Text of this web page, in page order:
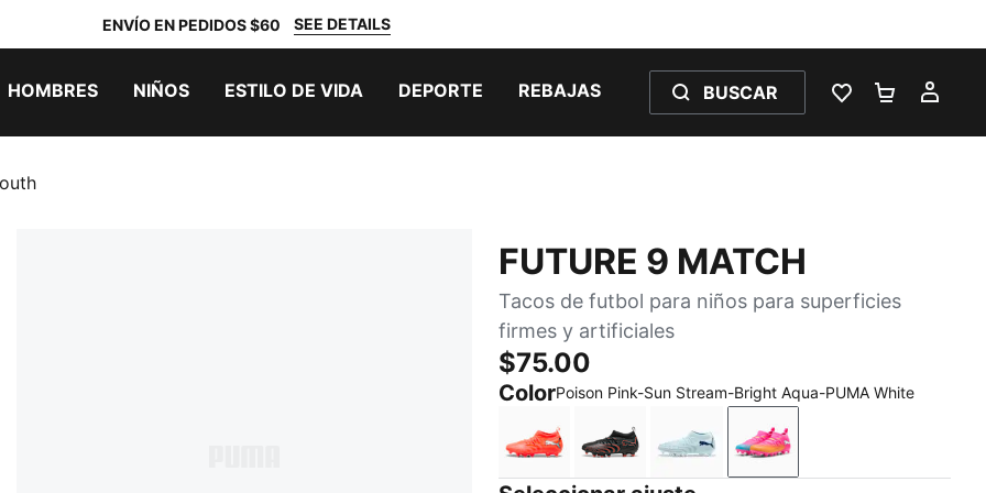
ENVÍO EN PEDIDOS $60 SEE DETAILS
HOMBRES NIÑOS ESTILO DE VIDA DEPORTE REBAJAS BUSCAR
LISTA DE
FUTURE 9 MATCH
Tacos de futbol para niños para superficies
firmes y artificiales
$75.00
ColorPoison Pink-Sun Stream-Bright Aqua-PUMA White
Glowing Red-PUMA White-PUMA Black-PUMA Silver
PUMA Black-Glowing Red-Strong Gray
Icy Blue-Blue JewelPoison Pink-Sun Stream-